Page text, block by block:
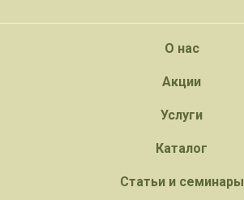
О нас
Акции
Услуги
Каталог
Статьи и семинары